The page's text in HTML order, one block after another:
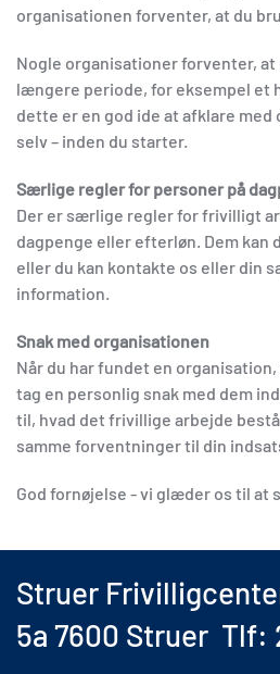
organisationen forventer, at du
Nogle organisationer forventer, at
længere periode, for eksempel et
dette er en god ide at afklare med
selv – inden du starter.
Særlige regler for personer på
Der er særlige regler for frivilligt
dagpenge eller efterløn. Dem kan
eller du kan kontakte os eller din
information.
Snak med organisationen
Når du har fundet en
tag en personlig snak med dem
til, hvad det frivillige arbejde
samme forventninger til din
God fornøjelse - vi glæder os til at
Struer
5a 7600 Struer Tlf: